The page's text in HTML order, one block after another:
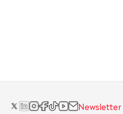
Newsletter